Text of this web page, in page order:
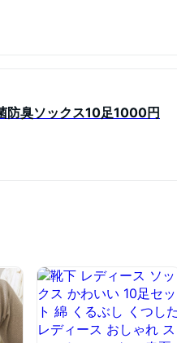
防臭ソックス10足1000円